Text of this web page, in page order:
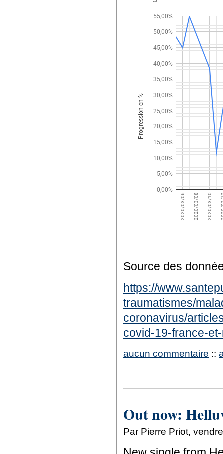
Source des
https://
traumatismes/
coronavirus/
covid-19-france-
aucun commentaire ::
Out now:
Par Pierre Priot,